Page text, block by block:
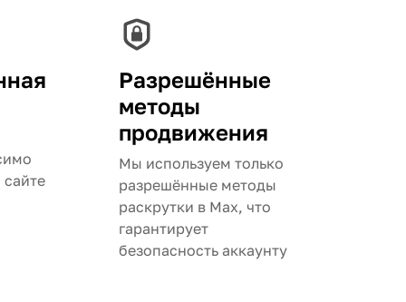
сайте
Разрешённые
методы
продвижения
Мы используем только
разрешённые методы
раскрутки в Max, что
гарантирует
безопасность аккаунту